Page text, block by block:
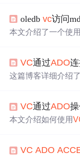
oledbvc访问
本文介绍了一个使
VC通过ADO
这篇博客详细介绍
用于执行SQL语句
类型的记录集，而
['Redis',
VC通过ADO
本文介绍如何使用
过程。
VC ADO